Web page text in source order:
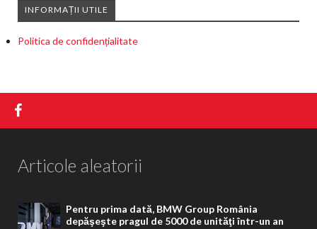
INFORMAȚII UTILE
Politica de confidențialitate
Articole aleatorii
Pentru prima dată, BMW Group România
depăşeşte pragul de 5000 de unităţi într-un an